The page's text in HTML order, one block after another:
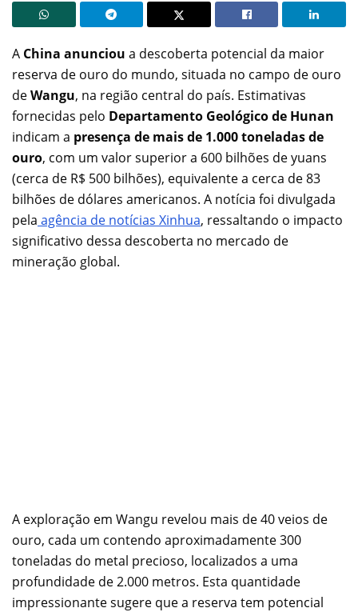
A China anunciou a descoberta potencial da maior
reserva de ouro do mundo, situada no campo de ouro
deWangu, na região central do país. Estimativas
fornecidas pelo Departamento Geológico de Hunan
indicam a presença de mais de 1.000 toneladas de
ouro, com um valor superior a 600 bilhões de yuans
(cerca de R$ 500 bilhões), equivalente a cerca de 83
bilhões de dólares americanos. A notícia foi divulgada
pela agência de notícias Xinhua, ressaltando o impacto
significativo dessa descoberta no mercado de
mineração global.
A exploração em Wangu revelou mais de 40 veios de
ouro, cada um contendo aproximadamente 300
toneladas do metal precioso, localizados a uma
profundidade de 2.000 metros. Esta quantidade
impressionante sugere que a reserva tem potencial